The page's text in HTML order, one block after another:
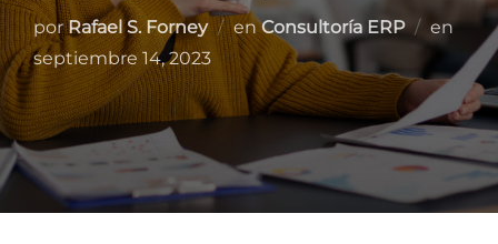
porRafael S. Forney enConsultoría ERP en
el
septiembre 14, 2023